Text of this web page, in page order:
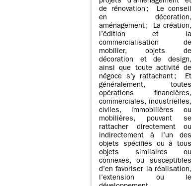
de rénovation ; Le conseil
en décoration,
aménagement ; La création,
l’édition et la
commercialisation de
mobilier, objets de
décoration et de design,
ainsi que toute activité de
négoce s’y rattachant ; Et
généralement, toutes
opérations financières,
commerciales, industrielles,
civiles, immobilières ou
mobilières, pouvant se
rattacher directement ou
indirectement à l’un des
objets spécifiés ou à tous
objets similaires ou
connexes, ou susceptibles
d’en favoriser la réalisation,
l’extension ou le